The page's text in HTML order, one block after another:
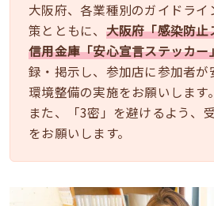
大阪府、各業種別のガイドラ
策とともに、 大阪府「感染防止
信用金庫「安心宣言ステッカー
録・掲示し、参加店に参加者が
環境整備の実施をお願いします。
また、「3密」を避けるよう、
をお願いします。